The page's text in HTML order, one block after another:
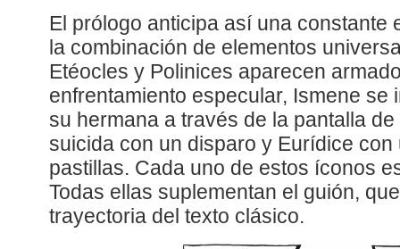
El prólogo anticipa así una constante
la combinación de elementos
Etéocles y Polinices aparecen
enfrentamiento especular, Ismene se
su hermana a través de la pantalla
suicida con un disparo y Eurídice
pastillas. Cada uno de estos íconos
Todas ellas suplementan el guión,
trayectoria del texto clásico.